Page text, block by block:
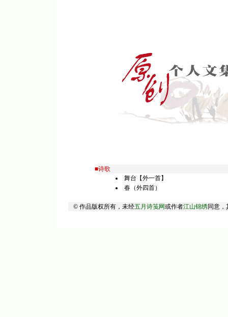
■诗歌
舞台【外一首】
春（外四首）
© 作品版权所有，未经五月诗笺网或作者江山锦绣同意